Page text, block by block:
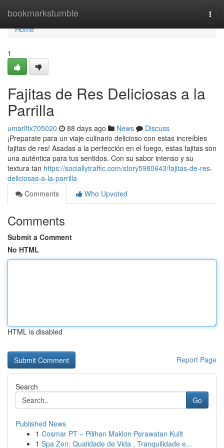
bookmarkstumble
Home
Home
1
Fajitas de Res Deliciosas a la
Parrilla
umarlftx705020 88 days ago News
Discuss
¡Preparate para un viaje culinario delicioso con estas increíbles
fajitas de res! Asadas a la perfección en el fuego, estas fajitas son
una auténtica para tus sentidos. Con su sabor intenso y su
textura tan https://sociallytraffic.com/story5980643/fajitas-de-res-
deliciosas-a-la-parrilla
Comments
Who Upvoted
Comments
Submit a Comment
No HTML
HTML is disabled
Report Page
Search
Go
Published News
1 Cosmar PT – Pilihan Maklon Perawatan Kulit
1 Spa Zen: Qualidade de Vida , Tranquilidade e...